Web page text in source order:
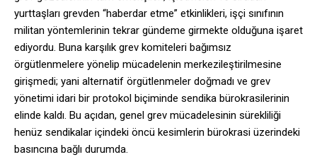
yurttaşları grevden “haberdar etme” etkinlikleri, işçi sınıfının
militan yöntemlerinin tekrar gündeme girmekte olduğuna işaret
ediyordu. Buna karşılık grev komiteleri bağımsız
örgütlenmelere yönelip mücadelenin merkezileştirilmesine
girişmedi; yani alternatif örgütlenmeler doğmadı ve grev
yönetimi idari bir protokol biçiminde sendika bürokrasilerinin
elinde kaldı. Bu açıdan, genel grev mücadelesinin sürekliliği
henüz sendikalar içindeki öncü kesimlerin bürokrasi üzerindeki
basıncına bağlı durumda.